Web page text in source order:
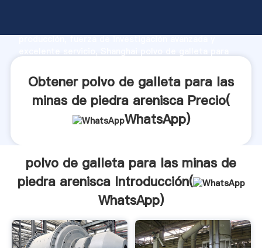
producción, fuerza de investigación avanzada y
y aporta valores a todos los clientes.
Obtener polvo de galleta para las
minas de piedra arenisca Precio(
WhatsApp)
polvo de galleta para las minas de
piedra arenisca Introducción(
WhatsApp)